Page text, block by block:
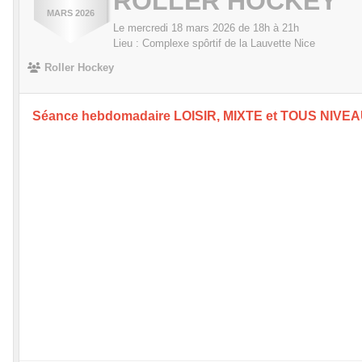
MARS 2026
Le mercredi 18 mars 2026 de 18h à 21h
Lieu : Complexe spôrtif de la Lauvette Nice
Roller Hockey
Séance hebdomadaire LOISIR, MIXTE et TOUS